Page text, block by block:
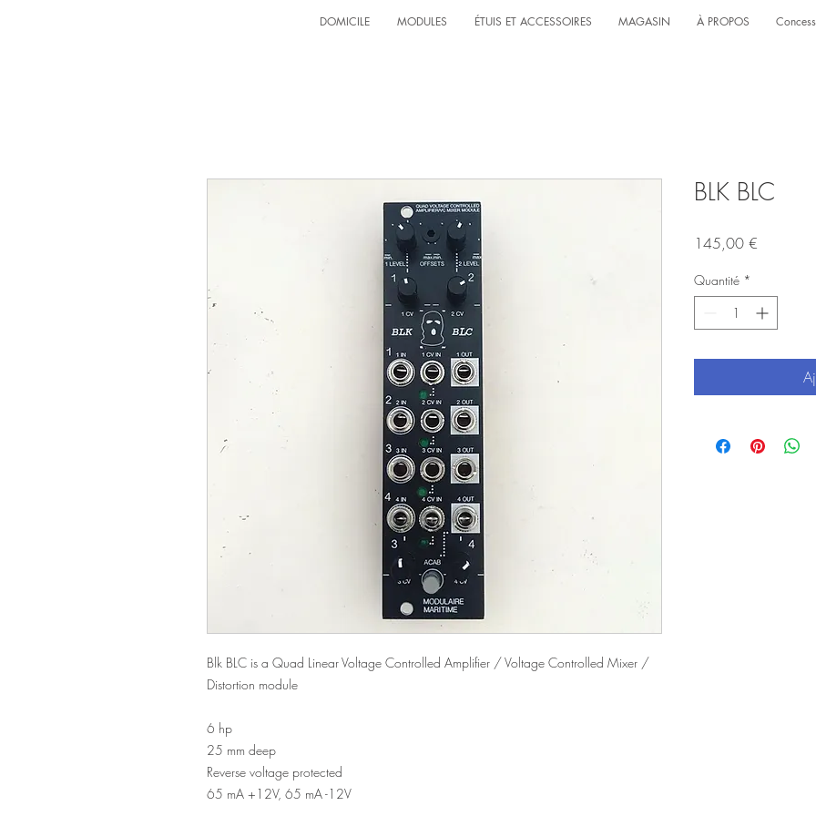
DOMICILE MODULES ÉTUIS ET ACCESSOIRES MAGASIN À PROPOS
Blk BLC is a Quad Linear Voltage Controlled Amplifier / Voltage Controlled Mixer /
Distortion module
6 hp
25 mm deep
Reverse voltage protected
65 mA +12V, 65 mA -12V
BLK BLC
145,00 €
Quantité *